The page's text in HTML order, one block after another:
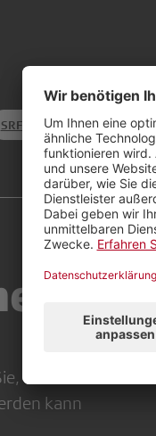
SRFTV MODERATION
dass Ihr
kann